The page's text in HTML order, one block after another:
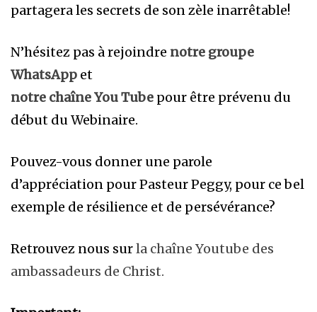
partagera les secrets de son zèle inarrêtable!
N’hésitez pas à rejoindre notre groupe
WhatsApp et
notre chaîne You Tube pour être prévenu du
début du Webinaire.
Pouvez-vous donner une parole
d’appréciation pour Pasteur Peggy, pour ce bel
exemple de résilience et de persévérance?
Retrouvez nous surla chaîne Youtube des
ambassadeurs de Christ.